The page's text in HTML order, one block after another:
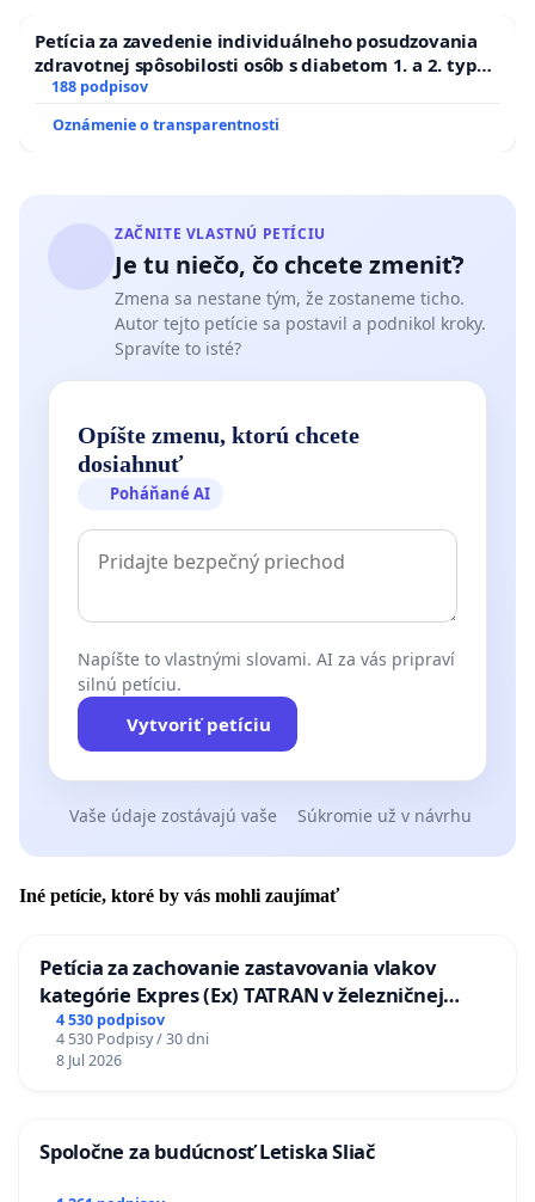
Petícia za zavedenie individuálneho posudzovania
zdravotnej spôsobilosti osôb s diabetom 1. a 2. typu
pri prijímaní do Policajného zboru SR
188 podpisov
Oznámenie o transparentnosti
ZAČNITE VLASTNÚ PETÍCIU
Je tu niečo, čo chcete zmeniť?
Zmena sa nestane tým, že zostaneme ticho.
Autor tejto petície sa postavil a podnikol kroky.
Spravíte to isté?
Opíšte zmenu, ktorú chcete
dosiahnuť
Poháňané AI
Napíšte to vlastnými slovami. AI za vás pripraví
silnú petíciu.
Vytvoriť petíciu
Vaše údaje zostávajú vaše Súkromie už v návrhu
Iné petície, ktoré by vás mohli zaujímať
Petícia za zachovanie zastavovania vlakov
kategórie Expres (Ex) TATRAN v železničnej
stanici Púchov
4 530 podpisov
4 530 Podpisy / 30 dni
8 Jul 2026
Spoločne za budúcnosť Letiska Sliač